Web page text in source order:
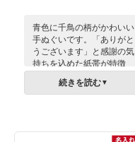
青色に千鳥の柄がかわいい
手ぬぐいです。「ありがと
うございます」と感謝の気
持ちを込めた紙帯が特徴
渡しするのにぴったり。敬
続きを読む▼